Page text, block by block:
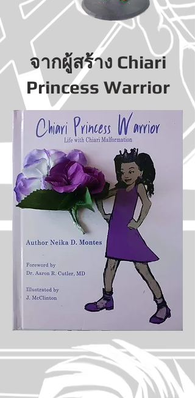
จากผู้สร้าง Chiari
Princess Warrior